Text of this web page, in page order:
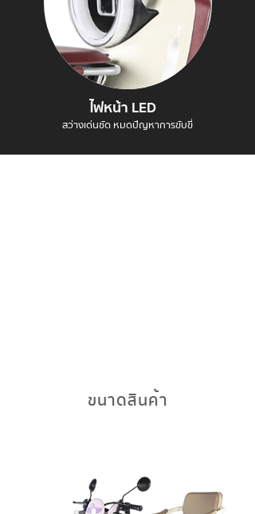
ไฟหน้า LED
สว่างเด่นชัด หมดปัญหาการขับขี่
ขนาดสินค้า